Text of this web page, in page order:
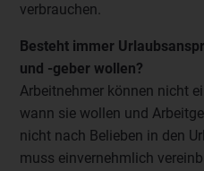
verbrauchen.
Besteht immer
und -geber wollen?
Arbeitnehmer können nicht
wann sie wollen und
nicht nach Belieben in den
muss einvernehmlich